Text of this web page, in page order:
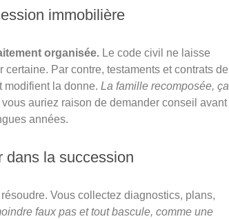
immobilière
organisée. Le code civil ne laisse
Par contre, testaments et contrats de
modifient la donne. La famille recomposée, ça
vous auriez raison de demander conseil avant
années.
dans la succession
Vous collectez diagnostics, plans,
faux pas et tout bascule, comme une